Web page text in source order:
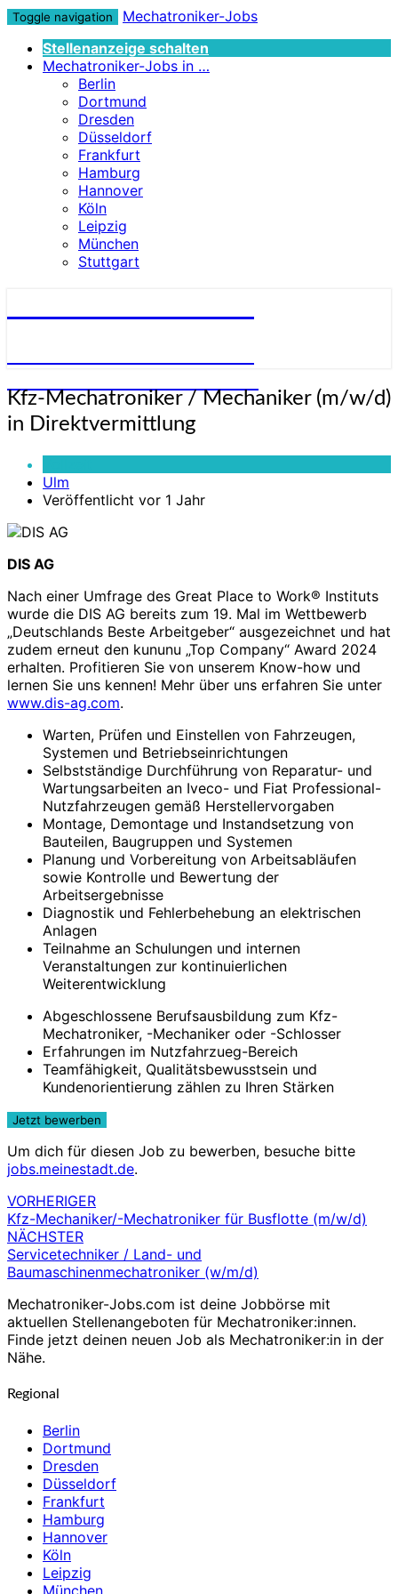
Toggle navigation
Mechatroniker-Jobs
Stellenanzeige schalten
Mechatroniker-Jobs in …
Berlin
Dortmund
Dresden
Düsseldorf
Frankfurt
Hamburg
Hannover
Köln
Leipzig
München
Stuttgart
Kfz-
Mechatroniker
/
(m/w/d)
Direktvermittlung
Kfz-Mechatroniker / Mechaniker (m/w/d)
in Direktvermittlung
Ulm
Veröffentlicht vor 1 Jahr
DIS AG
Nach einer Umfrage des Great Place to Work® Instituts
wurde die DIS AG bereits zum 19. Mal im Wettbewerb
„Deutschlands Beste Arbeitgeber“ ausgezeichnet und hat
zudem erneut den kununu „Top Company“ Award 2024
erhalten. Profitieren Sie von unserem Know-how und
lernen Sie uns kennen! Mehr über uns erfahren Sie unter
www.dis-ag.com.
Warten, Prüfen und Einstellen von Fahrzeugen,
Systemen und Betriebseinrichtungen
Selbstständige Durchführung von Reparatur- und
Wartungsarbeiten an Iveco- und Fiat Professional-
Nutzfahrzeugen gemäß Herstellervorgaben
Montage, Demontage und Instandsetzung von
Bauteilen, Baugruppen und Systemen
Planung und Vorbereitung von Arbeitsabläufen
sowie Kontrolle und Bewertung der
Arbeitsergebnisse
Diagnostik und Fehlerbehebung an elektrischen
Anlagen
Teilnahme an Schulungen und internen
Veranstaltungen zur kontinuierlichen
Weiterentwicklung
Abgeschlossene Berufsausbildung zum Kfz-
Mechatroniker, -Mechaniker oder -Schlosser
Erfahrungen im Nutzfahrzueg-Bereich
Teamfähigkeit, Qualitätsbewusstsein und
Kundenorientierung zählen zu Ihren Stärken
Um dich für diesen Job zu bewerben, besuche bitte
jobs.meinestadt.de.
Beitragsnavigation
VORHERIGER
Kfz-Mechaniker/-Mechatroniker für Busflotte (m/w/d)
NÄCHSTER
Servicetechniker / Land- und
Baumaschinenmechatroniker (w/m/d)
Mechatroniker-Jobs.com ist deine Jobbörse mit
aktuellen Stellenangeboten für Mechatroniker:innen.
Finde jetzt deinen neuen Job als Mechatroniker:in in der
Nähe.
Regional
Berlin
Dortmund
Dresden
Düsseldorf
Frankfurt
Hamburg
Hannover
Köln
Leipzig
München